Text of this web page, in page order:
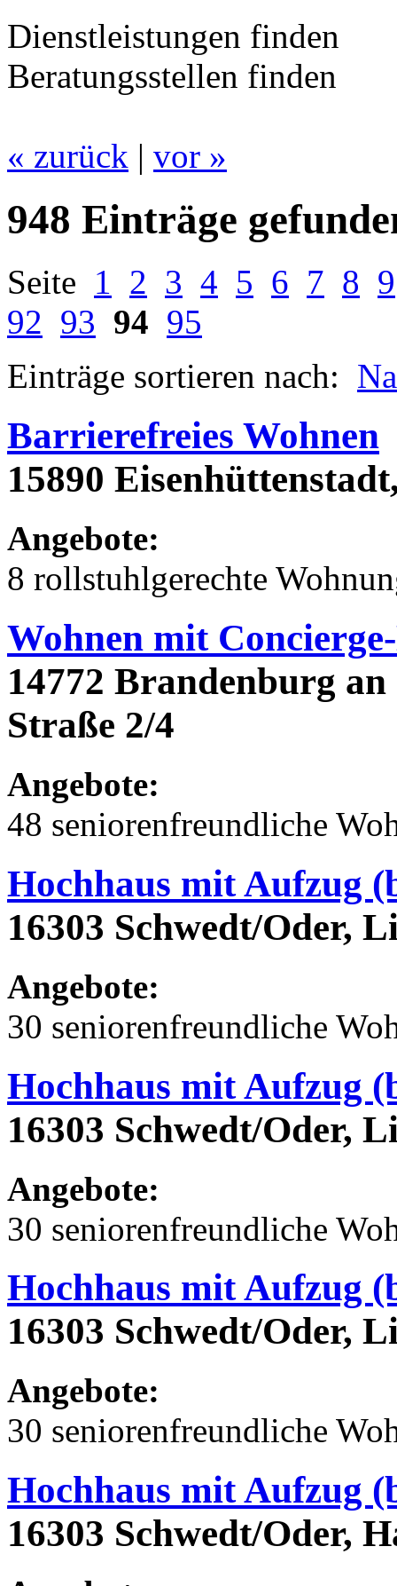
Dienstleistungen finden
Beratungsstellen finden
« zurück | vor »
948 Einträge
Seite 1 2 3 4 5 6 7 8 9
92 93 94 95
Einträge sortieren nach:
Barrierefreies Wohnen
15890
Angebote:
8 rollstuhlgerechte
Wohnen mit
14772 Brandenburg
Straße 2/4
Angebote:
48 seniorenfreundliche
Hochhaus mit Aufzug
16303 Schwedt/Oder,
Angebote:
30 seniorenfreundliche
Hochhaus mit Aufzug
16303 Schwedt/Oder,
Angebote:
30 seniorenfreundliche
Hochhaus mit Aufzug
16303 Schwedt/Oder,
Angebote:
30 seniorenfreundliche
Hochhaus mit Aufzug
16303 Schwedt/Oder,